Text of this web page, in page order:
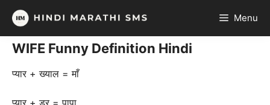
Skip
content
Menu
WIFE Funny Definition Hindi
प्यार + ख्याल = माँ
प्यार + डर = पापा